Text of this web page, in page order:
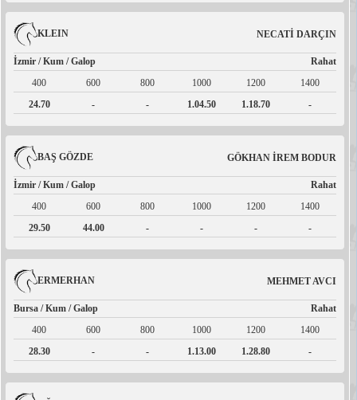
KLEIN NECATİ DARÇIN
İzmir / Kum / Galop
Rahat
400
600 800 1000 1200
1400
24.70
- - 1.04.50 1.18.70 -
BAŞ GÖZDE GÖKHAN İREM BODUR
İzmir / Kum / Galop
Rahat
400
600 800 1000 1200
1400
29.50
44.00 - - - -
ERMERHAN MEHMET AVCI
Bursa / Kum / Galop
Rahat
400
600 800 1000 1200
1400
28.30
- - 1.13.00 1.28.80 -